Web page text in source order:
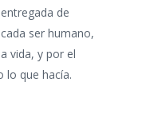
de
ser humano,
vida, y por el
lo que hacía.